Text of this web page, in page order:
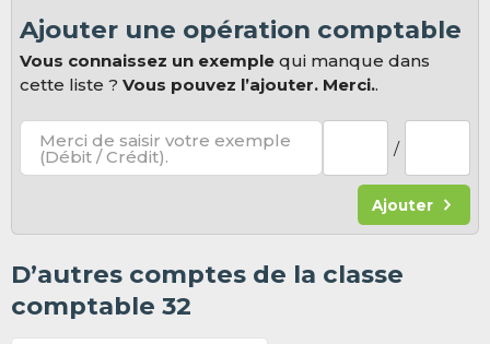
Ajouter une opération comptable
Vous connaissez un exemple qui manque dans
cette liste ?Vous pouvez l’ajouter. Merci..
Merci de saisir votre exemple
(Débit / Crédit). /
Ajouter
D’autres comptes de la classe
comptable 32